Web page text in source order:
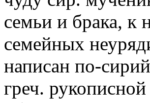
семьи и брака,
семейных
написан по-
греч.